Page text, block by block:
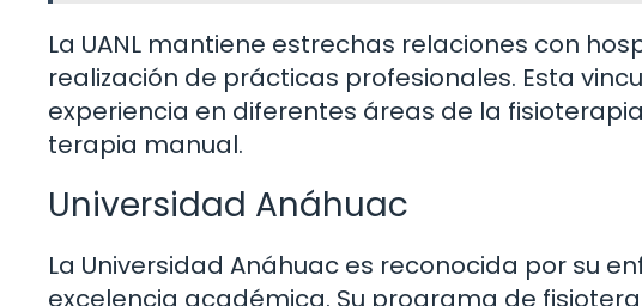
La UANL mantiene estrechas relaciones con
realización de prácticas profesionales. Esta
experiencia en diferentes áreas de la
terapia manual.
Universidad Anáhuac
La Universidad Anáhuac es reconocida por su
excelencia académica. Su programa de